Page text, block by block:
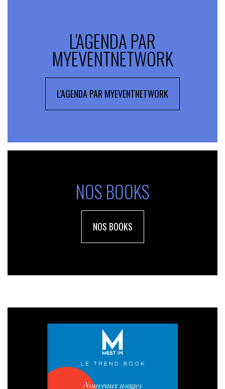
L'AGENDA PAR
MYEVENTNETWORK
L'AGENDA PAR MYEVENTNETWORK
NOS BOOKS
NOS BOOKS